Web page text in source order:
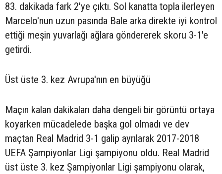
83. dakikada fark 2'ye çıktı. Sol kanatta topla ilerleyen
Marcelo'nun uzun pasında Bale arka direkte iyi kontrol
ettiği meşin yuvarlağı ağlara göndererek skoru 3-1'e
getirdi.
Üst üste 3. kez Avrupa'nın en büyüğü
Maçın kalan dakikaları daha dengeli bir görüntü ortaya
koyarken mücadelede başka gol olmadı ve dev
maçtan Real Madrid 3-1 galip ayrılarak 2017-2018
UEFA Şampiyonlar Ligi şampiyonu oldu. Real Madrid
üst üste 3. kez Şampiyonlar Ligi şampiyonu olarak,